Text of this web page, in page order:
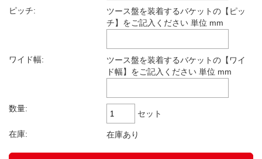
ピッチ:
ツース盤を装着するバケットの【ピッ
チ】をご記入ください 単位 mm
ワイド幅:
ツース盤を装着するバケットの【ワイ
ド幅】をご記入ください 単位 mm
数量:
セット
在庫: 在庫あり